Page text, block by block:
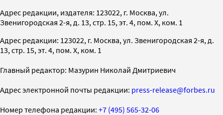
Адрес редакции, издателя: 123022, г. Москва, ул.
Звенигородская 2-я, д. 13, стр. 15, эт. 4, пом. X, ком. 1
Адрес редакции: 123022, г. Москва, ул. Звенигородская 2-я, д.
13, стр. 15, эт. 4, пом. X, ком. 1
Главный редактор: Мазурин Николай Дмитриевич
Адрес электронной почты редакции: press-release@forbes.ru
Номер телефона редакции: +7 (495) 565-32-06